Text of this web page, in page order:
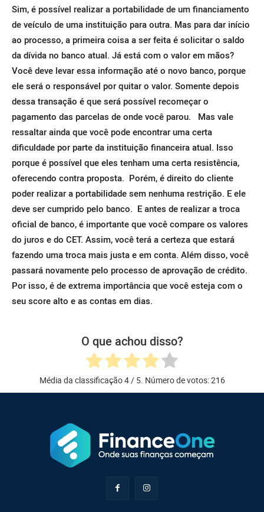
Sim, é possível realizar a portabilidade de um financiamento
de veículo de uma instituição para outra. Mas para dar início
ao processo, a primeira coisa a ser feita é solicitar o saldo
da dívida no banco atual. Já está com o valor em mãos?
Você deve levar essa informação até o novo banco, porque
ele será o responsável por quitar o valor. Somente depois
dessa transação é que será possível recomeçar o
pagamento das parcelas de onde você parou.
Mas vale
ressaltar ainda que você pode encontrar uma certa
dificuldade por parte da instituição financeira atual. Isso
porque é possível que eles tenham uma certa resistência,
oferecendo contra proposta. Porém, é direito do cliente
poder realizar a portabilidade sem nenhuma restrição. E ele
deve ser cumprido pelo banco. E antes de realizar a troca
oficial de banco, é importante que você compare os valores
do juros e do CET. Assim, você terá a certeza que estará
fazendo uma troca mais justa e em conta. Além disso, você
passará novamente pelo processo de aprovação de crédito.
Por isso, é de extrema importância que você esteja com o
seu score alto e as contas em dias.
O que achou disso?
Média da classificação4/ 5. Número de votos:216